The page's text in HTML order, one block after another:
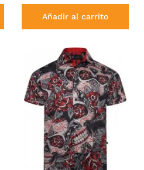
Añadir al carrito